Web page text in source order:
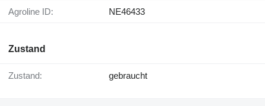
Agroline ID: NE46433
Zustand
Zustand: gebraucht